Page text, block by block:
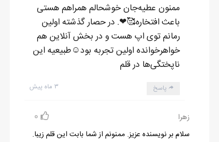
ادامه رمان در اپلیکیشن شروع مطالعه آنلاین رمان
ممنون عطیه‌جان خوشحالم همراهم هستی
باعث افتخاره🥰❤. در حصار گذشته اولین
رمانم توی اپ هست و در بخش آنلاین هم
خواهرخوانده اولین تجربه بود☺️طبیعیه این
ناپختگی‌ها در قلم
۳ ماه پیش پاسخ
زهرا 0
سلام بر نویسنده عزیز. ممنونم از شما بابت این قلم زیبا.